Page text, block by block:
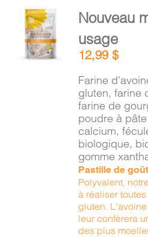
AJOUTER
AU
PANIER
/
DÉTAILS
Nouveau
usage
12,99$
Farine
gluten, farine
farine de
poudre à
calcium,
biologique,
gomme
Pastille de
Polyvalent,
à réaliser
gluten.
leur confèrera
des plus